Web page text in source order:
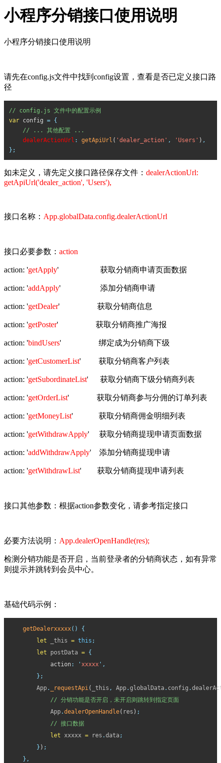
小程序分销接口使用说明
小程序分销接口使用说明
请先在config.js文件中找到config设置，查看是否已定义接口路
径
// config.js 文件中的配置示例
var config = {
// ... 其他配置 ...
dealerActionUrl : getApiUrl ( 'dealer_action' , 'Users' ) ,
};
如未定义，请先定义接口路径保存文件： dealerActionUrl:
getApiUrl('dealer_action', 'Users'),
接口名称： App.globalData.config.dealerActionUrl
接口必要参数： action
action: 'getApply' 获取分销商申请页面数据
action: 'addApply' 添加分销商申请
action: 'getDealer' 获取分销商信息
action: 'getPoster' 获取分销商推广海报
action: 'bindUsers' 绑定成为分销商下级
action: 'getCustomerList' 获取分销商客户列表
action: 'getSubordinateList' 获取分销商下级分销商列表
action: 'getOrderList' 获取分销商参与分佣的订单列表
action: 'getMoneyList' 获取分销商佣金明细列表
action: 'getWithdrawApply' 获取分销商提现申请页面数据
action: 'addWithdrawApply' 添加分销商提现申请
action: 'getWithdrawList' 获取分销商提现申请列表
接口其他参数：根据action参数变化，请参考指定接口
必要方法说明： App.dealerOpenHandle(res);
检测分销功能是否开启，当前登录者的分销商状态，如有异常
则提示并跳转到会员中心。
基础代码示例：
getDealerxxxxx()
{
let
_this = this ;
let
postData = {
action: ' xxxxx ' ,
};
App. _requestApi( _this , App.globalData. config .
// 分销功能是否开启，未开启则跳转到指定页面
App.dealerOpenHandle( res ) ;
// 接口数据
let xxxxx = res .data;
} ) ;
},